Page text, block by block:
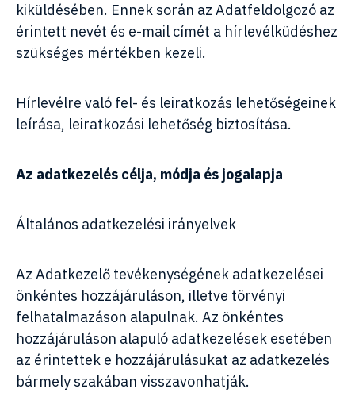
kiküldésében. Ennek során az Adatfeldolgozó az
érintett nevét és e-mail címét a hírlevélküdéshez
szükséges mértékben kezeli.
Hírlevélre való fel- és leiratkozás lehetőségeinek
leírása, leiratkozási lehetőség biztosítása.
Az adatkezelés célja, módja és jogalapja
Általános adatkezelési irányelvek
Az Adatkezelő tevékenységének adatkezelései
önkéntes hozzájáruláson, illetve törvényi
felhatalmazáson alapulnak. Az önkéntes
hozzájáruláson alapuló adatkezelések esetében
az érintettek e hozzájárulásukat az adatkezelés
bármely szakában visszavonhatják.